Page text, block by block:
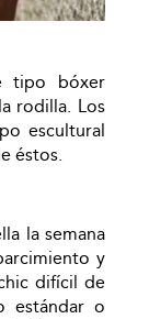
tipo bóxer
rodilla. Los
escultural
éstos.
la semana
y
difícil de
estándar o